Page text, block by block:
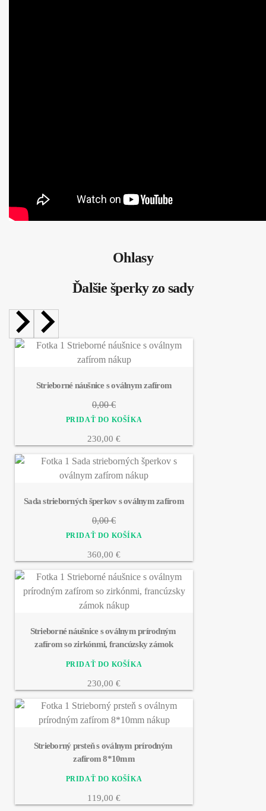
Ohlasy
Ďalšie šperky zo sady
Strieborné náušnice s oválnym zafírom
0,00 €
230,00 €
Sada strieborných šperkov s oválnym zafírom
0,00 €
360,00 €
Strieborné náušnice s oválnym prírodným
zafírom so zirkónmi, francúzsky zámok
230,00 €
Strieborný prsteň s oválnym prírodným
zafírom 8*10mm
119,00 €